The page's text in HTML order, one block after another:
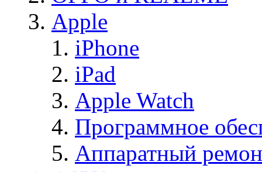
Apple
iPhone
iPad
Apple Watch
Программное
Аппаратный